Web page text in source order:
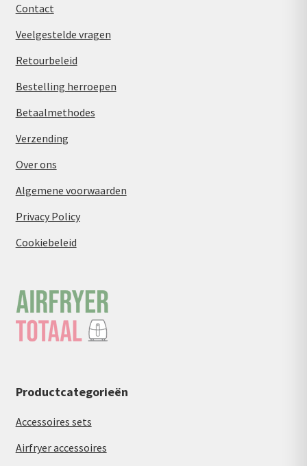
Contact
Veelgestelde vragen
Retourbeleid
Bestelling herroepen
Betaalmethodes
Verzending
Over ons
Algemene voorwaarden
Privacy Policy
Cookiebeleid
Productcategorieën
Accessoires sets
Airfryer accessoires